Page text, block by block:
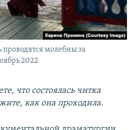
молебны за
2022
что состоялась читка
как она проходила.